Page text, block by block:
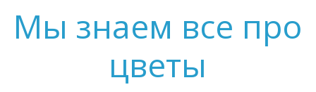
Мы знаем все про
цветы